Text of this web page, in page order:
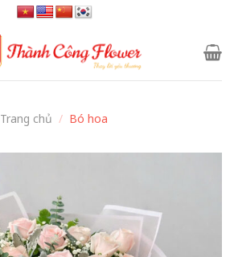
Trang chủ / Bó hoa